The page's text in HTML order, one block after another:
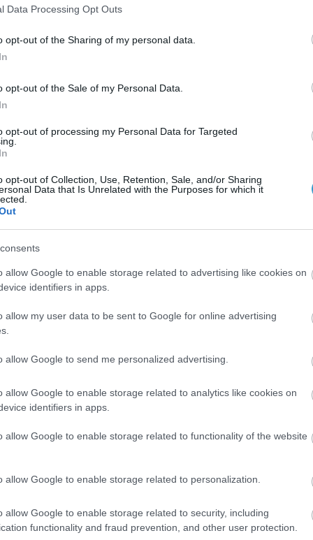
Data Processing Opt Outs
opt-out of the Sharing of my personal data.
opt-out of the Sale of my Personal Data.
opt-out of processing my Personal Data for Targeted
opt-out of Collection, Use, Retention, Sale, and/or Sharing
Data that Is Unrelated with the Purposes for which it
allow Google to enable storage related to advertising like cookies on
identifiers in apps.
allow my user data to be sent to Google for online advertising
allow Google to send me personalized advertising.
allow Google to enable storage related to analytics like cookies on
identifiers in apps.
allow Google to enable storage related to functionality of the website
allow Google to enable storage related to personalization.
allow Google to enable storage related to security, including
functionality and fraud prevention, and other user protection.
και της UVB».
αυτή τη μέτρηση, είναι να αλλάζει γυαλιά ηλίου
σε υπαίθριους χώρους.
ένα νέο ζευγάρι γυαλιά ηλίου. Η τιμή, το
τα γυαλιά, αλλά κανένα από αυτά δεν είναι το μείζον
κατ’ αρχάς να αναγράφουν ότι παρέχουν 100%
επίσης να είναι μεγάλα και να εφάπτονται καλά στο
γωνίες στα μάτια. Επομένως τα πιο κατάλληλα
επίσης δεν πρέπει να σας απασχολεί. Τα πιο
τα σκουρόχρωμα γυαλιά χωρίς καλό φίλτρο
δημιουργούν προκαλεί διαστολή της κόρης του ματιού,
των φακών είναι αν ασχολείστε με υπαίθρια
ροζ ή κεχριμπαρένιους φακούς διότι αυξάνουν την
είναι η τιμή των γυαλιών. Τα ακριβά γυαλιά δεν
Σημασία έχει από πού προμηθεύεστε τα γυαλιά
πωλητές, από το διαδίκτυο, από υπαίθριες αγορές
για όλες τις προδιαγραφές ποιότητας που έχουν.
πρέπει να γνωρίζετε ότι αυτοί μειώνουν την λάμψη
ότι παρέχουν προστασία έναντι της UV. Άρα και τα